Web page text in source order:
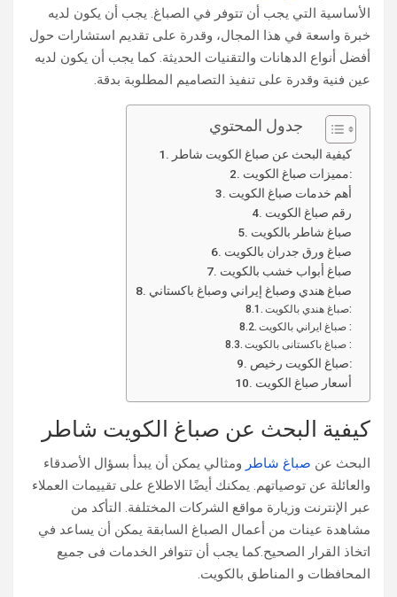
الأساسية التي يجب أن تتوفر في الصباغ. يجب أن يكون لديه
خبرة واسعة في هذا المجال، وقدرة على تقديم استشارات حول
أفضل أنواع الدهانات والتقنيات الحديثة. كما يجب أن يكون لديه
عين فنية وقدرة على تنفيذ التصاميم المطلوبة بدقة.
جدول المحتوي
كيفية البحث عن صباغ الكويت شاطر
مميزات صباغ الكويت:
أهم خدمات صباغ الكويت
رقم صباغ الكويت
صباغ شاطر بالكويت
صباغ ورق جدران بالكويت
صباغ أبواب خشب بالكويت
صباغ هندي وصباغ إيراني وصباغ باكستاني
صباغ هندي بالكويت:
صباغ ايراني بالكويت :
صباغ باكستانى بالكويت :
صباغ الكويت رخيص:
أسعار صباغ الكويت
كيفية البحث عن صباغ الكويت شاطر
البحث عن صباغ شاطر ومثالي يمكن أن يبدأ بسؤال الأصدقاء
والعائلة عن توصياتهم. يمكنك أيضًا الاطلاع على تقييمات العملاء
عبر الإنترنت وزيارة مواقع الشركات المختلفة. التأكد من
مشاهدة عينات من أعمال الصباغ السابقة يمكن أن يساعد في
اتخاذ القرار الصحيح.كما يجب أن تتوافر الخدمات فى جميع
المحافظات و المناطق بالكويت.